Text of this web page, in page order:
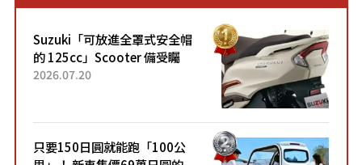
Suzuki「可放進全罩式安全帽
的 125cc」Scooter 備受矚
目！採用全新流線設計與各項
2026.07.20
只要150日圓就能跑「100公